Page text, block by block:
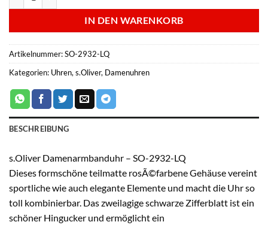
IN DEN WARENKORB
Artikelnummer:SO-2932-LQ
Kategorien: Uhren,s.Oliver, Damenuhren
BESCHREIBUNG
s.Oliver Damenarmbanduhr – SO-2932-LQ
Dieses formschöne teilmatte rosÃ©farbene Gehäuse vereint
sportliche wie auch elegante Elemente und macht die Uhr so
toll kombinierbar. Das zweilagige schwarze Zifferblatt ist ein
schöner Hingucker und ermöglicht ein